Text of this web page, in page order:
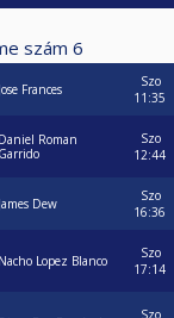
szám 6
Jose Frances
Szo
11:35
Daniel Roman
Garrido
Szo
12:44
James Dew
Szo
16:36
Nacho Lopez Blanco
Szo
17:14
Szo